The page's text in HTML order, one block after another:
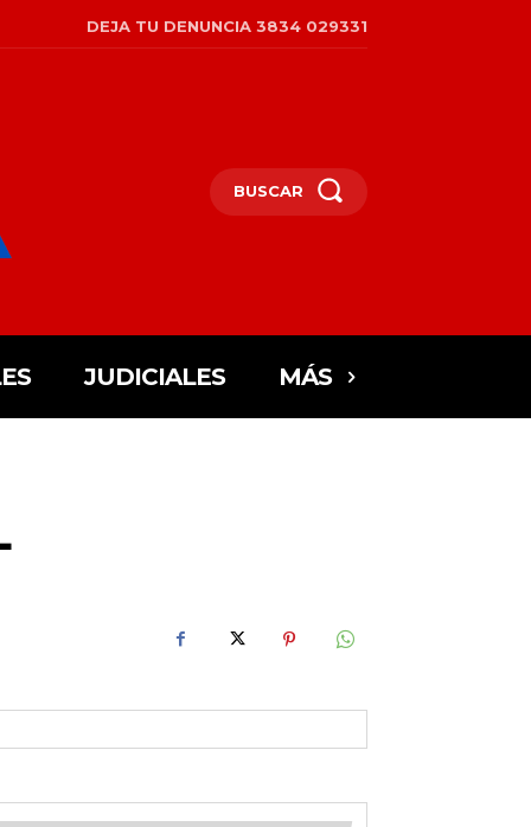
DEJA TU DENUNCIA 3834 029331
BUSCAR
JUDICIALES MÁS